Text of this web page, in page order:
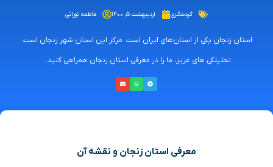
گردشگری اردیبهشت ۵, ۱۴۰۰ فاطمه نورائی
استان زنجان یکی از استان‌های ایران است. مرکز این استان شهر زنجان است.
تحلیلکی های عزیز، ما را در معرفی استان زنجان همراهی کنید…
معرفی استان زنجان و نقشه آن